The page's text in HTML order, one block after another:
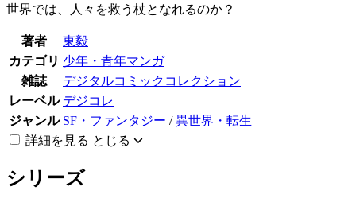
世界では、人々を救う杖となれるのか？
著者
東毅
カテゴリ 少年・青年マンガ
雑誌
デジタルコミックコレクション
レーベル デジコレ
ジャンル SF・ファンタジー /異世界・転生
詳細を見る とじる
シリーズ